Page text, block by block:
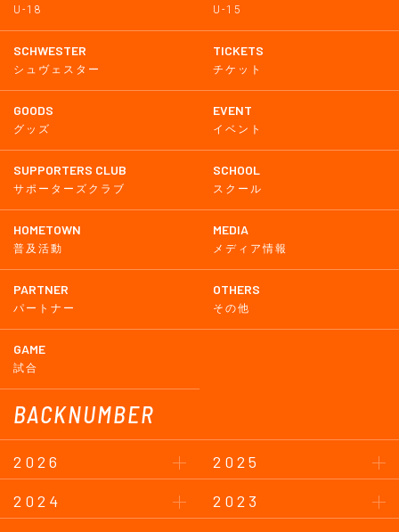
U-18 U-15
SCHWESTER
シュヴェスター
TICKETS
チケット
GOODS
グッズ
EVENT
イベント
SUPPORTERS CLUB
サポーターズクラブ
SCHOOL
スクール
HOMETOWN
普及活動
MEDIA
メディア情報
PARTNER
パートナー
OTHERS
その他
GAME
試合
BACKNUMBER
2026
2025
2024
2023